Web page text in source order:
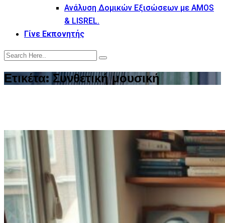
Ανάλυση Δομικών Εξισώσεων με AMOS
& LISREL.
Γίνε Εκπονητής
Ετικέτα: Συνθετική μουσική